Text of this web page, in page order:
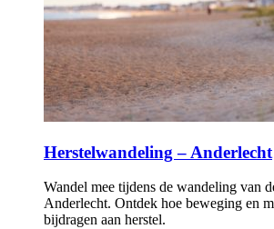
Herstelwandeling – Anderlecht
Wandel mee tijdens de wandeling van
Anderlecht. Ontdek hoe beweging en
bijdragen aan herstel.